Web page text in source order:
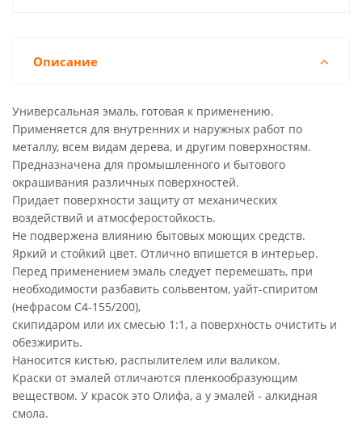
Описание
Универсальная эмаль, готовая к применению.
Применяется для внутренних и наружных работ по
металлу, всем видам дерева, и другим поверхностям.
Предназначена для промышленного и бытового
окрашивания различных поверхностей.
Придает поверхности защиту от механических
воздействий и атмосферостойкость.
Не подвержена влиянию бытовых моющих средств.
Яркий и стойкий цвет. Отлично впишется в интерьер.
Перед применением эмаль следует перемешать, при
необходимости разбавить сольвентом, уайт-спиритом
(нефрасом С4-155/200),
скипидаром или их смесью 1:1, а поверхность очистить и
обезжирить.
Наносится кистью, распылителем или валиком.
Краски от эмалей отличаются пленкообразующим
веществом. У красок это Олифа, а у эмалей - алкидная
смола.